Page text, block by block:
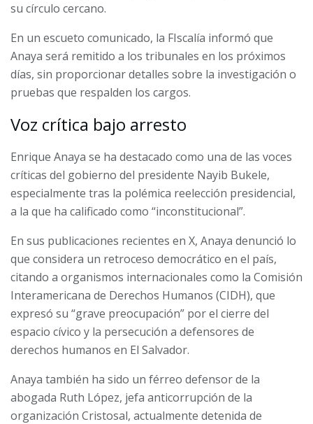
su círculo cercano.
En un escueto comunicado, la FIscalía informó que
Anaya será remitido a los tribunales en los próximos
días, sin proporcionar detalles sobre la investigación o
pruebas que respalden los cargos.
Voz crítica bajo arresto
Enrique Anaya se ha destacado como una de las voces
críticas del gobierno del presidente Nayib Bukele,
especialmente tras la polémica reelección presidencial,
a la que ha calificado como “inconstitucional”.
En sus publicaciones recientes en X, Anaya denunció lo
que considera un retroceso democrático en el país,
citando a organismos internacionales como la Comisión
Interamericana de Derechos Humanos (CIDH), que
expresó su “grave preocupación” por el cierre del
espacio cívico y la persecución a defensores de
derechos humanos en El Salvador.
Anaya también ha sido un férreo defensor de la
abogada Ruth López, jefa anticorrupción de la
organización Cristosal, actualmente detenida de